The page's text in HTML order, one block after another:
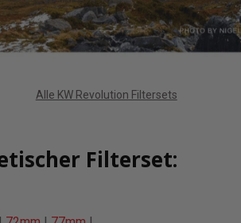
Alle KW Revolution Filtersets
Filterset: